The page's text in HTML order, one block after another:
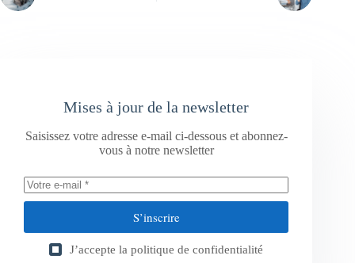
Mises à jour de la newsletter
Saisissez votre adresse e-mail ci-dessous et abonnez-
vous à notre newsletter
S’inscrire
J’accepte la politique de confidentialité